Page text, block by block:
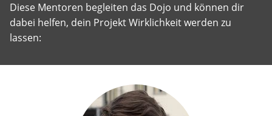
Diese Mentoren begleiten das Dojo und können dir
dabei helfen, dein Projekt Wirklichkeit werden zu
lassen: